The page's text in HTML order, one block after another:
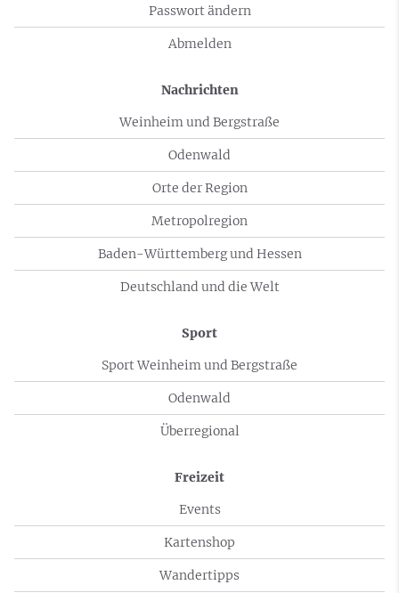
Passwort ändern
Abmelden
Nachrichten
Weinheim und Bergstraße
Odenwald
Orte der Region
Metropolregion
Baden-Württemberg und Hessen
Deutschland und die Welt
Sport
Sport Weinheim und Bergstraße
Odenwald
Überregional
Freizeit
Events
Kartenshop
Wandertipps